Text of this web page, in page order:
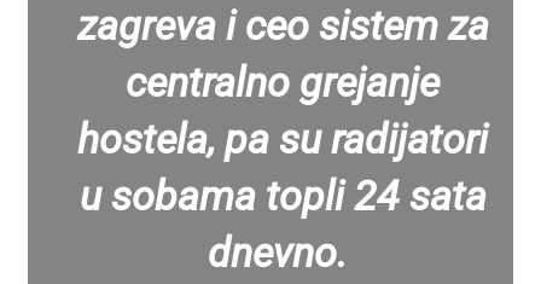
zagreva i ceo sistem za
centralno grejanje
hostela, pa su radijatori
u sobama topli 24 sata
dnevno.